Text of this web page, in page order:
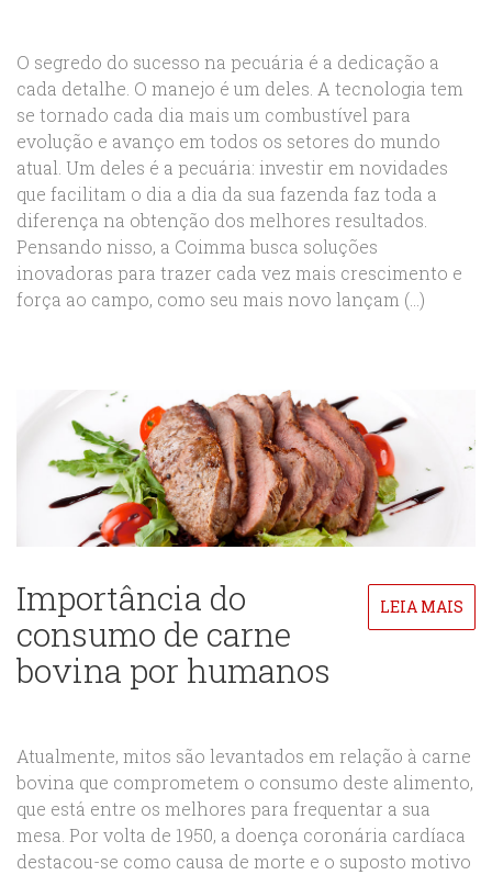
O segredo do sucesso na pecuária é a dedicação a
cada detalhe. O manejo é um deles. A tecnologia tem
se tornado cada dia mais um combustível para
evolução e avanço em todos os setores do mundo
atual. Um deles é a pecuária: investir em novidades
que facilitam o dia a dia da sua fazenda faz toda a
diferença na obtenção dos melhores resultados.
Pensando nisso, a Coimma busca soluções
inovadoras para trazer cada vez mais crescimento e
força ao campo, como seu mais novo lançam (...)
Importância do
consumo de carne
bovina por humanos
LEIA MAIS
Atualmente, mitos são levantados em relação à carne
bovina que comprometem o consumo deste alimento,
que está entre os melhores para frequentar a sua
mesa. Por volta de 1950, a doença coronária cardíaca
destacou-se como causa de morte e o suposto motivo